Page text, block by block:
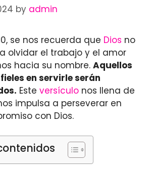
by admin
se nos recuerda que Dios no
olvidar el trabajo y el amor
hacia su nombre. Aquellos
en servirle serán
Este versículo nos llena de
impulsa a perseverar en
con Dios.